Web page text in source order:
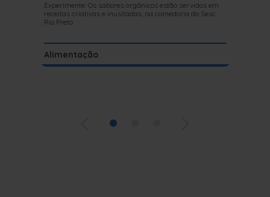
Experimente: Os sabores orgânicos estão servidos em
receitas criativas e inusitadas, na comedoria do Sesc
Rio Preto
Alimentação
•